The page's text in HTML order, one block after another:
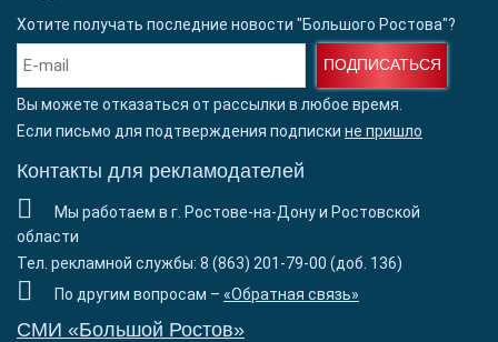
Хотите получать последние новости "Большого Ростова"?
ПОДПИСАТЬСЯ
Вы можете отказаться от рассылки в любое время.
Если письмо для подтверждения подписки не пришло
Контакты для рекламодателей
Мы работаем в г. Ростове-на-Дону и Ростовской
области
Тел. рекламной службы: 8 (863) 201-79-00 (доб. 136)
По другим вопросам – «Обратная связь»
СМИ «Большой Ростов»